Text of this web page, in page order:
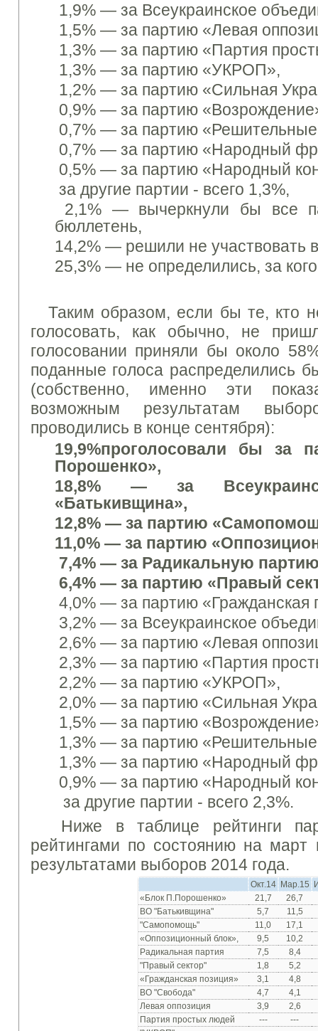
1,9% — за Всеукраинское
1,5% — за партию «Левая
1,3% — за партию «Партия
1,3% — за партию «УКРОП»,
1,2% — за партию «Сильная
0,9% — за партию
0,7% — за партию
0,7% — за партию «Народный
0,5% — за партию «Народный
за другие партии - всего 1,3%,
2,1% — вычеркнули бы все
бюллетень,
14,2% — решили не участвовать
25,3% — не определились, за
Таким образом, если бы те, кто
голосовать, как обычно, не
голосовании приняли бы около
поданные голоса распределились
(собственно, именно эти
возможным результатам
проводились в конце сентября):
19,9%проголосовали бы за
Порошенко»,
18,8% — за
«Батькивщина»,
12,8% — за партию
11,0% — за партию
7,4% — за Радикальную
6,4% — за партию «Правый
4,0% — за партию «Гражданская
3,2% — за Всеукраинское
2,6% — за партию «Левая
2,3% — за партию «Партия
2,2% — за партию«УКРОП»,
2,0% — за партию «Сильная
1,5% — за партию
1,3% — за партию
1,3% — за партию «Народный
0,9% — за партию «Народный
за другие партии - всего 2,3%.
Ниже
в таблице рейтинги
рейтингами по состоянию на март
результатами выборов 2014 года.
Окт.14 Мар.15
«Блок П.Порошенко»
21,7
26,7
ВО "Батькивщина"
5,7
11,5
"Самопомощь"
11,0
17,1
«Оппозиционный блок»,
9,5
10,2
Радикальная партия
7,5
8,4
"Правый сектор"
1,8
5,2
«Гражданская позиция»
3,1
4,8
ВО "Свобода"
4,7
4,1
Левая оппозиция
3,9
2,6
Партия простых людей
---
---